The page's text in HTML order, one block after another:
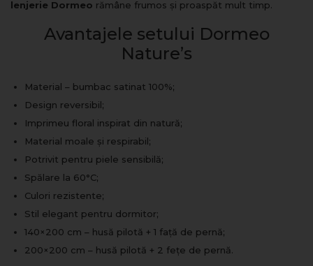
lenjerie Dormeo rămâne frumos și proaspăt mult timp.
Avantajele setului Dormeo
Nature’s
Material – bumbac satinat 100%;
Design reversibil;
Imprimeu floral inspirat din natură;
Material moale și respirabil;
Potrivit pentru piele sensibilă;
Spălare la 60°C;
Culori rezistente;
Stil elegant pentru dormitor;
140×200 cm – husă pilotă + 1 față de pernă;
200×200 cm – husă pilotă + 2 fețe de pernă.